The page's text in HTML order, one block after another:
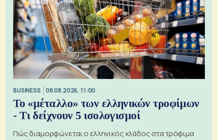
BUSINESS 08.08.2026, 11:00
Το «μέταλλο» των ελληνικών τροφίμων
- Τι δείχνουν 5 ισολογισμοί
Πώς διαμορφώνεται ο ελληνικός κλάδος στα τρόφιμα